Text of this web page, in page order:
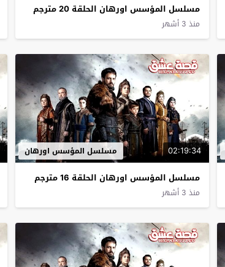
مسلسل المؤسس اورهان الحلقة 20 مترجم
منذ 3 أشهر
02:19:34 مسلسل المؤسس اورهان
مسلسل المؤسس اورهان الحلقة 16 مترجم
منذ 3 أشهر